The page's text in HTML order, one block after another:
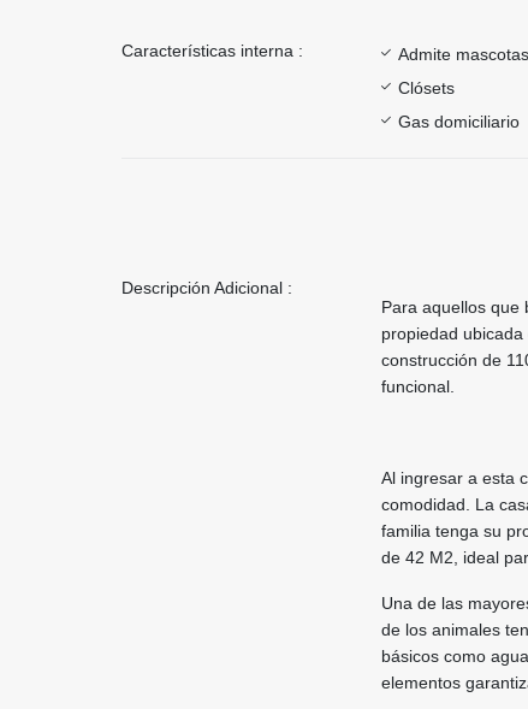
Características interna : Admite mascotas
Clósets
Gas domiciliario
Descripción Adicional :
Para aquellos que
propiedad
construcción de
funcional.
Al ingresar a esta
comodidad. La
familia tenga su
de 42 M2, ideal
Una de las
de los animales
básicos como
elementos